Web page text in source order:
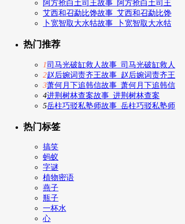
阿方抢白土司王故事_阿方抢白土司王
艾西和召勐比馋故事_艾西和召勐比馋
卜宽智取大水牯故事_卜宽智取大水牯
热门推荐
1司马光破缸救人故事_司马光破缸救人
2赵后婉词责齐王故事_赵后婉词责齐王
3萧何月下追韩信故事_萧何月下追韩信
4进荆树林查案故事_进荆树林查案
5岳柱巧驳私塾师故事_岳柱巧驳私塾师
热门标签
搞笑
蚂蚁
字谜
植物密语
燕子
瓶子
一杯水
心